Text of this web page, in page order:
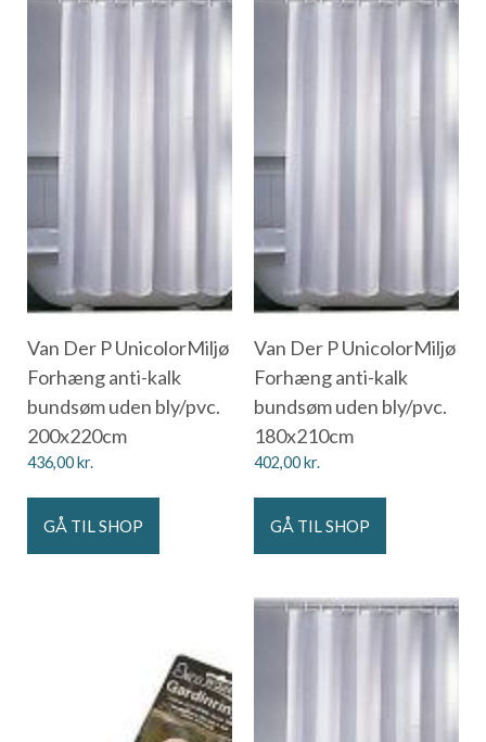
Van Der P UnicolorMiljø
Forhæng anti-kalk
bundsøm uden bly/pvc.
200x220cm
436,00kr.
GÅ TIL SHOP
Van Der P UnicolorMiljø
Forhæng anti-kalk
bundsøm uden bly/pvc.
180x210cm
402,00kr.
GÅ TIL SHOP